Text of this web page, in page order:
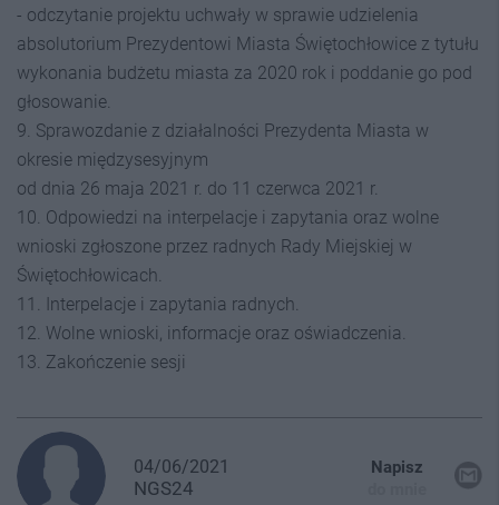
- odczytanie projektu uchwały w sprawie udzielenia
absolutorium Prezydentowi Miasta Świętochłowice z tytułu
wykonania budżetu miasta za 2020 rok i poddanie go pod
głosowanie.
9. Sprawozdanie z działalności Prezydenta Miasta w
okresie międzysesyjnym
od dnia 26 maja 2021 r. do 11 czerwca 2021 r.
10. Odpowiedzi na interpelacje i zapytania oraz wolne
wnioski zgłoszone przez radnych Rady Miejskiej w
Świętochłowicach.
11. Interpelacje i zapytania radnych.
12. Wolne wnioski, informacje oraz oświadczenia.
13. Zakończenie sesji
04/06/2021
NGS24
Napisz